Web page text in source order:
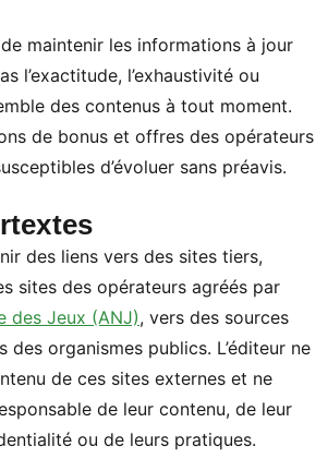
de maintenir les informations à jour
l’exactitude, l’exhaustivité ou
des contenus à tout moment.
de bonus et offres des opérateurs
d’évoluer sans préavis.
des liens vers des sites tiers,
sites des opérateurs agréés par
des Jeux (ANJ), vers des sources
des organismes publics. L’éditeur ne
de ces sites externes et ne
de leur contenu, de leur
ou de leurs pratiques.